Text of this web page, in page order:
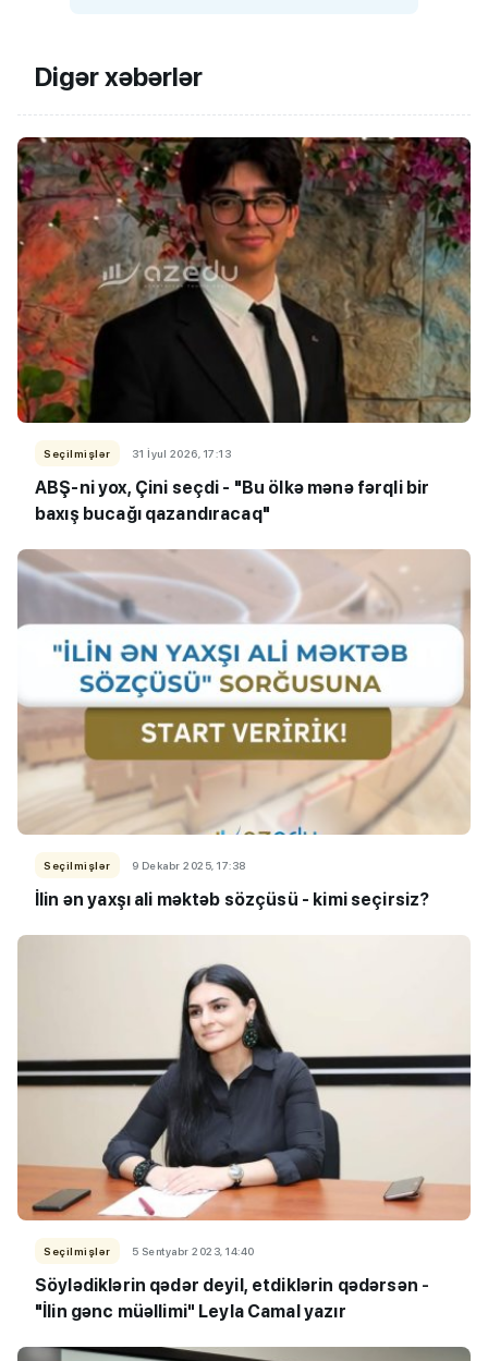
Digər xəbərlər
Seçilmişlər 31 İyul 2026, 17:13
ABŞ-ni yox, Çini seçdi - "Bu ölkə mənə fərqli bir
baxış bucağı qazandıracaq"
Seçilmişlər 9 Dekabr 2025, 17:38
İlin ən yaxşı ali məktəb sözçüsü - kimi seçirsiz?
Seçilmişlər 5 Sentyabr 2023, 14:40
Söylədiklərin qədər deyil, etdiklərin qədərsən -
"İlin gənc müəllimi" Leyla Camal yazır